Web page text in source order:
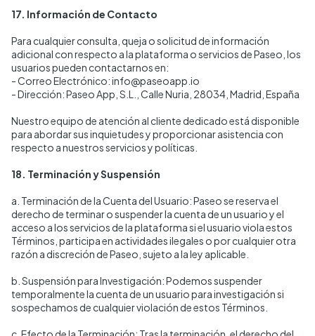
17. Información de Contacto
Para cualquier consulta, queja o solicitud de información
adicional con respecto a la plataforma o servicios de Paseo, los
usuarios pueden contactarnos en:
- Correo Electrónico: info@paseoapp.io
- Dirección: Paseo App, S.L., Calle Nuria, 28034, Madrid, España
Nuestro equipo de atención al cliente dedicado está disponible
para abordar sus inquietudes y proporcionar asistencia con
respecto a nuestros servicios y políticas.
18. Terminación y Suspensión
a. Terminación de la Cuenta del Usuario: Paseo se reserva el
derecho de terminar o suspender la cuenta de un usuario y el
acceso a los servicios de la plataforma si el usuario viola estos
Términos, participa en actividades ilegales o por cualquier otra
razón a discreción de Paseo, sujeto a la ley aplicable.
b. Suspensión para Investigación: Podemos suspender
temporalmente la cuenta de un usuario para investigación si
sospechamos de cualquier violación de estos Términos.